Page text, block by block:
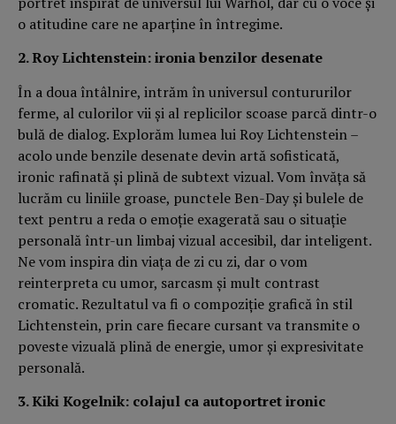
o atitudine care ne aparţine în întregime.
2. Roy Lichtenstein: ironia benzilor desenate
În a doua întâlnire, intrăm în universul contururilor
ferme, al culorilor vii şi al replicilor scoase parcă dintr-o
bulă de dialog. Explorăm lumea lui Roy Lichtenstein –
acolo unde benzile desenate devin artă sofisticată,
ironic rafinată şi plină de subtext vizual. Vom învăţa să
lucrăm cu liniile groase, punctele Ben-Day şi bulele de
text pentru a reda o emoţie exagerată sau o situaţie
personală într-un limbaj vizual accesibil, dar inteligent.
Ne vom inspira din viaţa de zi cu zi, dar o vom
reinterpreta cu umor, sarcasm şi mult contrast
cromatic. Rezultatul va fi o compoziţie grafică în stil
Lichtenstein, prin care fiecare cursant va transmite o
poveste vizuală plină de energie, umor şi expresivitate
personală.
3. Kiki Kogelnik: colajul ca autoportret ironic